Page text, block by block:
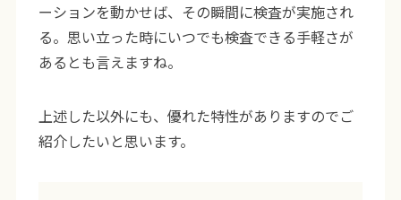
ーションを動かせば、その瞬間に検査が実施され
る。思い立った時にいつでも検査できる手軽さが
あるとも言えますね。
上述した以外にも、優れた特性がありますのでご
紹介したいと思います。